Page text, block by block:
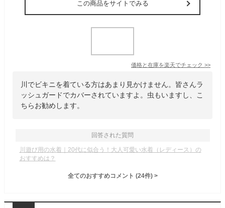
この商品をサイトでみる
価格と在庫を楽天でチェック >>
川でビキニを着ている方はあまり見かけません。皆さんラ
ッシュガードでカバーされていますよ。虫もいますし、こ
ちらお勧めします。
回答された質問
川遊び用の水着｜20代に似合う！大人可愛い水着（レディース）の
おすすめは？
全てのおすすめコメント (24件) >